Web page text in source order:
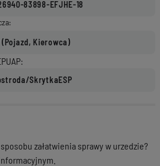
Państwa, położonych
załatwienia sprawy w urzedzie?